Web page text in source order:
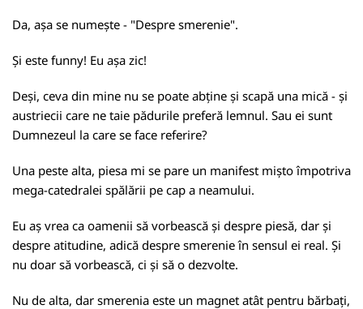
Da, așa se numește - "Despre smerenie".
Și este funny! Eu așa zic!
Deși, ceva din mine nu se poate abține și scapă una mică - și
austriecii care ne taie pădurile preferă lemnul. Sau ei sunt
Dumnezeul la care se face referire?
Una peste alta, piesa mi se pare un manifest mișto împotriva
mega-catedralei spălării pe cap a neamului.
Eu aș vrea ca oamenii să vorbească și despre piesă, dar și
despre atitudine, adică despre smerenie în sensul ei real. Și
nu doar să vorbească, ci și să o dezvolte.
Nu de alta, dar smerenia este un magnet atât pentru bărbați,